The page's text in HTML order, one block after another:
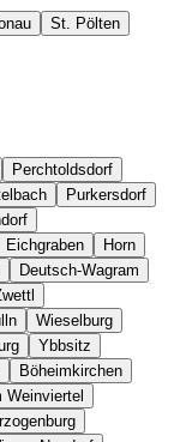
St. Pölten
Perchtoldsdorf
Purkersdorf
Eichgraben
Horn
Deutsch-Wagram
Wieselburg
Ybbsitz
Böheimkirchen
Weinviertel